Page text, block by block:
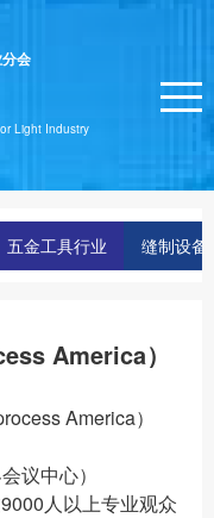
会
Light Industry
五金工具行业 缝制设备
America）
America）
议中心）
人以上专业观众